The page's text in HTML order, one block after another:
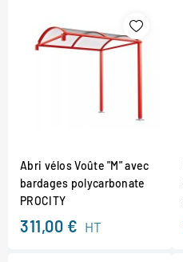
Abri vélos Voûte "M" avec
bardages polycarbonate
PROCITY
311,00 € HT